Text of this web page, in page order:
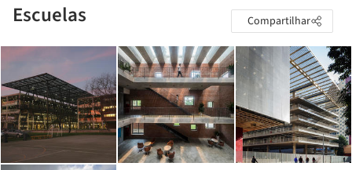
Escuelas Compartilhar